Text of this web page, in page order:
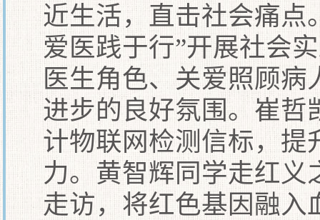
近生活，直击社会痛点
爱医践于行”开展社会
医生角色、关爱照顾
进步的良好氛围。崔哲
计物联网检测信标，提
力。黄智辉同学走红
走访，将红色基因融入